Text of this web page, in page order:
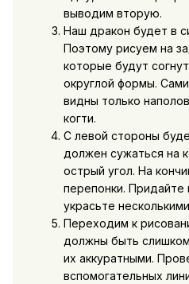
выводим вторую.
Наш дракон будет в
Поэтому рисуем на
которые будут
округлой формы.
видны только
когти.
С левой стороны
должен сужаться на
острый угол. На
перепонки. Придайте
украсьте
Переходим к
должны быть
их аккуратными.
вспомогательных